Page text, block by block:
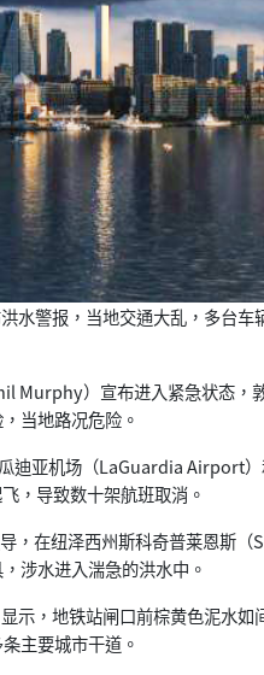
水警报，当地交通大乱，多台
Murphy）宣布进入紧急状态，
当地路况危险。
迪亚机场（LaGuardia Airport
导致数十架航班取消。
，在纽泽西州斯科奇普莱恩斯
涉水进入湍急的洪水中。
示，地铁站闸口前棕黄色泥水
主要城市干道。